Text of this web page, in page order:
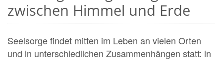
zwischen Himmel und Erde
Seelsorge findet mitten im Leben an vielen Orten
und in unterschiedlichen Zusammenhängen statt: in